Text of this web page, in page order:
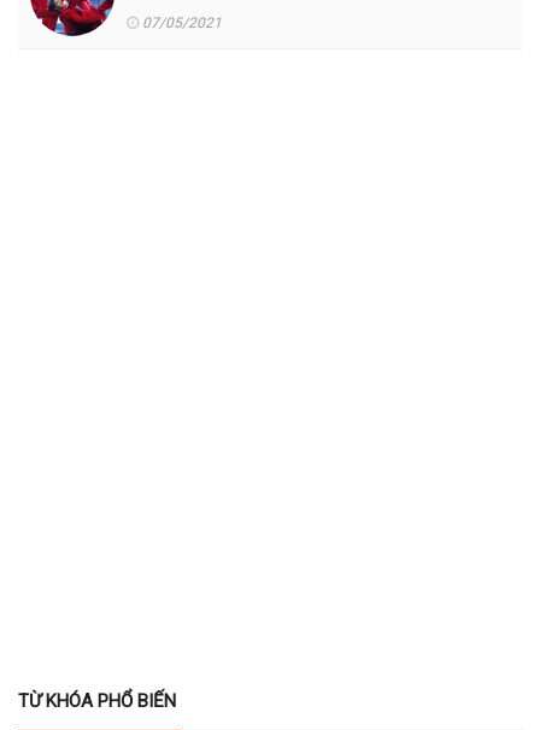
07/05/2021
TỪ KHÓA PHỔ BIẾN